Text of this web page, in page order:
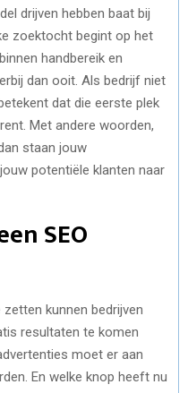
drijven hebben baat bij
zoektocht begint op het
handbereik en
dan ooit. Als bedrijf niet
dat die eerste plek
Met andere woorden,
staan jouw
potentiële klanten naar
SEO
kunnen bedrijven
resultaten te komen
moet er aan
En welke knop heeft nu